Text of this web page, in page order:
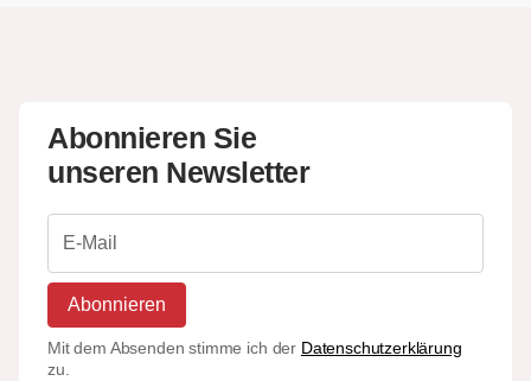
Abonnieren Sie
unseren Newsletter
Abonnieren
Mit dem Absenden stimme ich der Datenschutzerklärung
zu.